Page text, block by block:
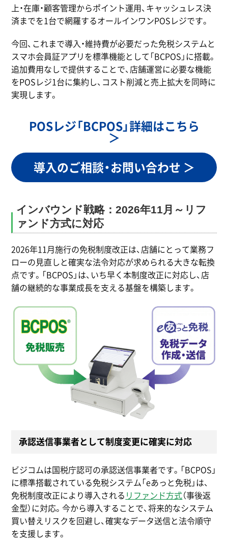
上・在庫・顧客管理からポイント運用、キャッシュレス決
済までを1台で網羅するオールインワンPOSレジです。
今回、これまで導入・維持費が必要だった免税システムと
スマホ会員証アプリを標準機能として「BCPOS」に搭載。
追加費用なしで提供することで、店舗運営に必要な機能
をPOSレジ1台に集約し、コスト削減と売上拡大を同時に
実現します。
POSレジ「BCPOS」詳細はこちら
＞
導入のご相談・お問い合わせ ＞
インバウンド戦略：2026年11月～リフ
ァンド方式に対応
2026年11月施行の免税制度改正は、店舗にとって業務フ
ローの見直しと確実な法令対応が求められる大きな転換
点です。「BCPOS」は、いち早く本制度改正に対応し、店
舗の継続的な事業成長を支える基盤を構築します。
承認送信事業者として制度変更に確実に対応
ビジコムは国税庁認可の承認送信事業者です。「BCPOS」
に標準搭載されている免税システム「eあっと免税」は、
免税制度改正により導入される リファンド方式（事後返
金型）に対応。今から導入することで、将来的なシステム
買い替えリスクを回避し、確実なデータ送信と法令順守
を支援します。